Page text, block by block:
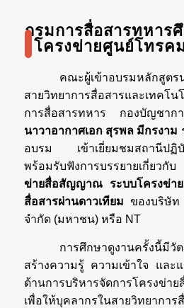
กรมการสื่อสารทหาร
โครงข่ายศูนย์โทร
คณะผู้เข้าอบรมหลักสูต
สายวิทยาการสื่อสารและเทค
การสื่อสารทหาร กองบัญชาก
นาวาอากาศเอก สุรพล มีกรงาม
อบรม เข้าเยี่ยมชมสถานีปฏิบั
พร้อมรับฟังการบรรยายเกี่ยวกั
ข่ายสื่อสัญญาณ ระบบโครงข่าย
สื่อสารผ่านดาวเทียม ของบริษัท
จำกัด (มหาชน) หรือ NT
การศึกษาดูงานครั้งนี้มีวัต
สร้างความรู้ ความเข้าใจ และ
ด้านการบริหารจัดการโครงข่าย
เพื่อให้บุคลากรในสายวิทยาการ